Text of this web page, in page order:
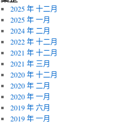
2025 年 十二月
2025 年 一月
2024 年 二月
2022 年 十二月
2021 年 十二月
2021 年 三月
2020 年 十二月
2020 年 二月
2020 年 一月
2019 年 六月
2019 年 一月